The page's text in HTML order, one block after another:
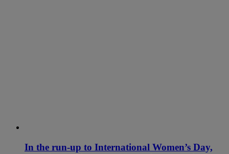
In the run-up to International Women’s Day,